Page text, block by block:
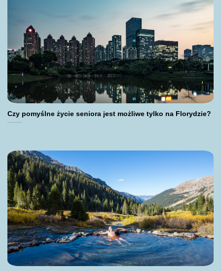
Czy pomyślne życie seniora jest możliwe tylko na Florydzie?